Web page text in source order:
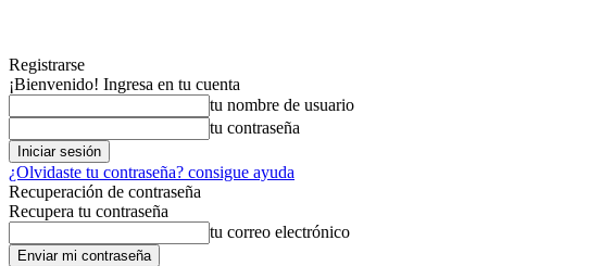
Registrarse
¡Bienvenido! Ingresa en tu cuenta
tu nombre de usuario
tu contraseña
¿Olvidaste tu contraseña? consigue ayuda
Recuperación de contraseña
Recupera tu contraseña
tu correo electrónico